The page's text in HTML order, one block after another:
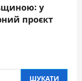
у
проєкт